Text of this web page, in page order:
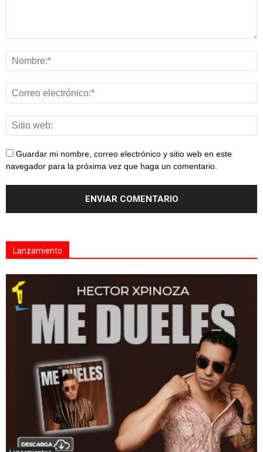
Guardar mi nombre, correo electrónico y sitio web en este
navegador para la próxima vez que haga un comentario.
Lanzamiento